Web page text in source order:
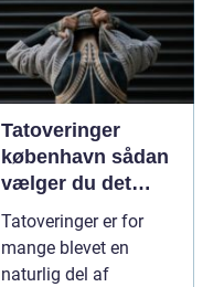
Tatoveringer
københavn sådan
vælger du det
rigtige studie
Tatoveringer er for
mange blevet en
naturlig del af